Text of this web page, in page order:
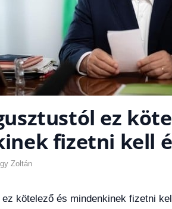
ez
fizetni kell
Zoltán
hírek,
kötelező és mindenkinek fizetni